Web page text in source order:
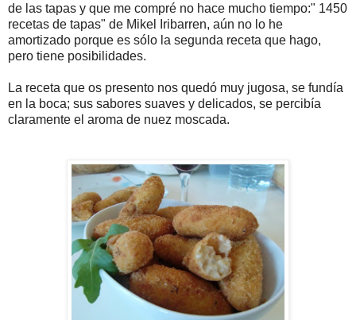
de las tapas y que me compré no hace mucho tiempo:" 1450
recetas de tapas" de Mikel Iribarren, aún no lo he
amortizado porque es sólo la segunda receta que hago,
pero tiene posibilidades.
La receta que os presento nos quedó muy jugosa, se fundía
en la boca; sus sabores suaves y delicados, se percibía
claramente el aroma de nuez moscada.